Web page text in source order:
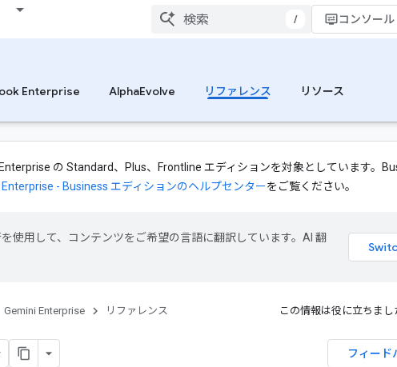
/ コンソール
Enterprise AlphaEvolve リファレンス リソース
の Standard、Plus、Frontline エディションを対象としています。
- Business エディションのヘルプセンターをご覧ください。
使用して、コンテンツをご希望の言語に翻訳しています。AI 翻
Gemini Enterprise リファレンス この情報は役に立ちまし
フィード